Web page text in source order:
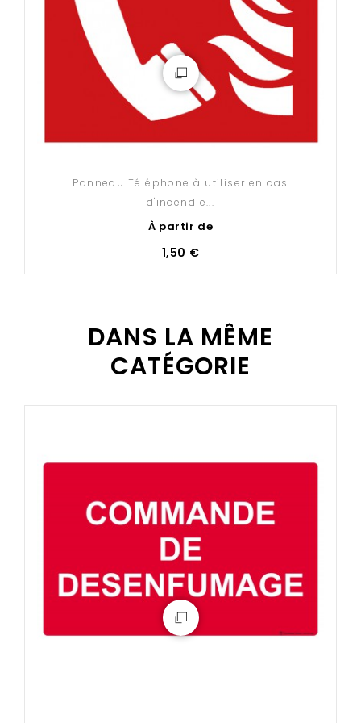
Panneau Téléphone à utiliser en cas
d'incendie...
À partir de
1,50 €
DANS LA MÊME
CATÉGORIE